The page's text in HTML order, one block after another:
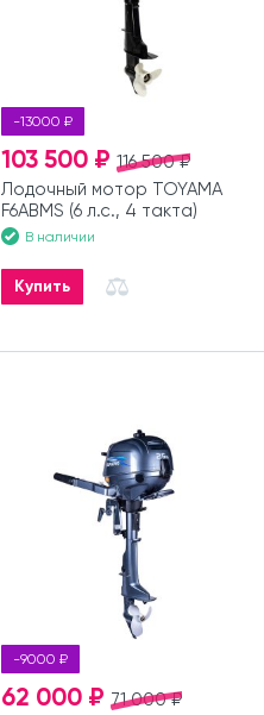
-13000 ₽
116 500 ₽
103 500 ₽
Лодочный мотор TOYAMA
F6ABMS (6 л.с., 4 такта)
В наличии
Купить
-9000 ₽
71 000 ₽
62 000 ₽